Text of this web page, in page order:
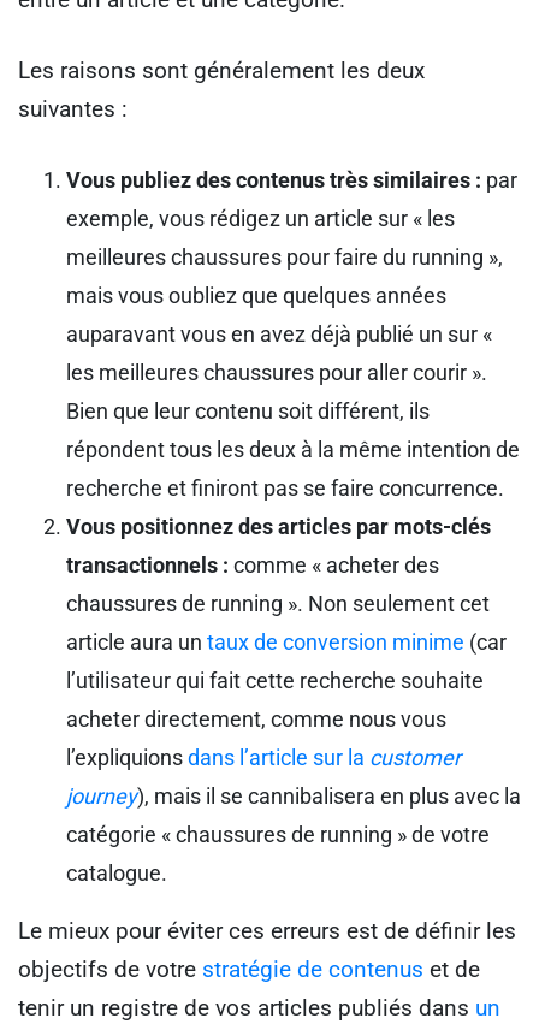
Les raisons sont généralement les deux
suivantes :
Vous publiez des contenus très similaires : par
exemple, vous rédigez un article sur « les
meilleures chaussures pour faire du running »,
mais vous oubliez que quelques années
auparavant vous en avez déjà publié un sur «
les meilleures chaussures pour aller courir ».
Bien que leur contenu soit différent, ils
répondent tous les deux à la même intention de
recherche et finiront pas se faire concurrence.
Vous positionnez des articles par mots-clés
transactionnels : comme « acheter des
chaussures de running ». Non seulement cet
article aura un taux de conversion minime (car
l’utilisateur qui fait cette recherche souhaite
acheter directement, comme nous vous
l’expliquionsdans l’article sur la customer
journey), mais il se cannibalisera en plus avec la
catégorie « chaussures de running » de votre
catalogue.
Le mieux pour éviter ces erreurs est de définir les
objectifs de votre stratégie de contenus et de
tenir un registre de vos articles publiés dans un